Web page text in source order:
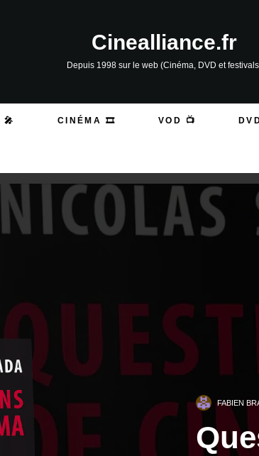
Cinealliance.fr
Depuis 1998 sur le web (Cinéma, DVD et
🎤 CINÉMA 🎞️ VOD 📺
FABIEN